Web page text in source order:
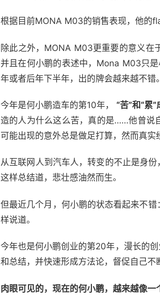
根据目前MONA M03的销售表现，他的
除此之外，MONA M03更重要的意义在
并且在何小鹏的表述中，Mona M03只
年或者后年下半年，出的牌会越来越不错
今年是何小鹏造车的第10年， “苦”和“累
造的人为什么这么苦，真的是……他曾说
可能出现的意外总是做足打算，然而真实
从互联网人到汽车人，转变的不止是身
这样总结道，悲壮感油然而生。
但最近几个月，何小鹏的状态看起来不错
样说道。
今年也是何小鹏创业的第20年，漫长的
和总结，并快速形成方法论，督促自己不
肉眼可见的，现在的何小鹏，越来越像一